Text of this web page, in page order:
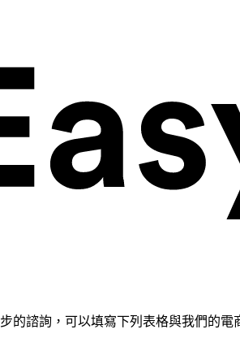
的諮詢，可以填寫下列表格與我們的